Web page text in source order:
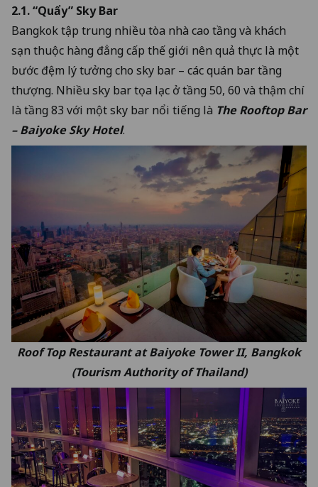
2.1. “Quẩy” Sky Bar
Bangkok tập trung nhiều tòa nhà cao tầng và khách
sạn thuộc hàng đẳng cấp thế giới nên quả thực là một
bước đệm lý tưởng cho sky bar – các quán bar tầng
thượng. Nhiều sky bar tọa lạc ở tầng 50, 60 và thậm chí
là tầng 83 với một sky bar nổi tiếng là The Rooftop Bar
– Baiyoke Sky Hotel.
Roof Top Restaurant at Baiyoke Tower II, Bangkok
(Tourism Authority of Thailand)